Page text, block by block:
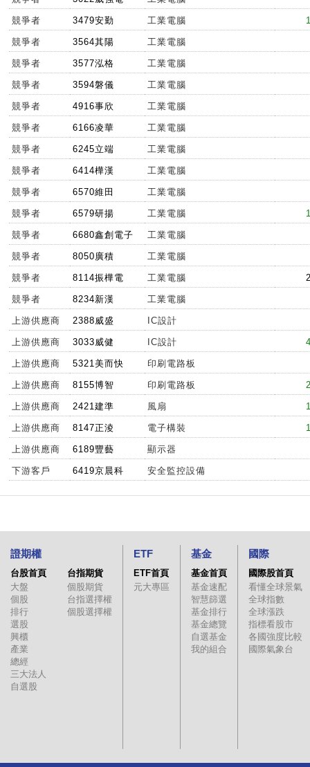
競爭者 3479安勤 工業電腦
競爭者 3564其陽 工業電腦
競爭者 3577泓格 工業電腦
競爭者 3594磐儀 工業電腦
競爭者 4916事欣 工業電腦
競爭者 6166凌華 工業電腦
競爭者 6245立端 工業電腦
競爭者 6414樺漢 工業電腦
競爭者 6570維田 工業電腦
競爭者 6579研揚 工業電腦
競爭者 6680鑫創電子 工業電腦
競爭者 8050廣積 工業電腦
競爭者 8114振樺電 工業電腦
競爭者 8234新漢 工業電腦
上游供應商 2388威盛 IC設計
上游供應商 3033威健 IC設計
上游供應商 5321美而快 印刷電路板
上游供應商 8155博智 印刷電路板
上游供應商 2421建準 風扇
上游供應商 8147正淩 電子構裝
上游供應商 6189豐藝 顯示器
下游客戶 6419京晨科 安全監控設備
證期權
台股首頁
大盤
個股
排行
選股
興櫃
產業
總經
三大法人
自選股
台指期貨
個股期貨
台指選擇權
個股選擇權
ETF
ETF首頁
元大專區
基金
基金首頁
基金速配
智慧篩選
基金排行
基金總覽
自選基金
我的組合
國際
國際股首頁
看懂全球景氣
全球指數
全球漲跌
指標看股市
各國強度比較
國際氣象台